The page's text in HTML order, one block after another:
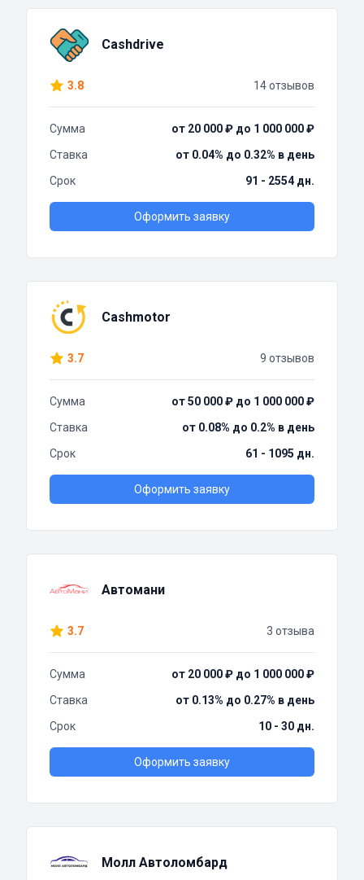
Cashdrive
3.8 14 отзывов
Сумма
от 20 000 ₽ до 1 000 000 ₽
Ставка
от 0.04% до 0.32% в день
Срок
91 - 2554 дн.
Оформить заявку
Cashmotor
3.7 9 отзывов
Сумма
от 50 000 ₽ до 1 000 000 ₽
Ставка
от 0.08% до 0.2% в день
Срок
61 - 1095 дн.
Оформить заявку
Автомани
3.7 3 отзыва
Сумма
от 20 000 ₽ до 1 000 000 ₽
Ставка
от 0.13% до 0.27% в день
Срок
10 - 30 дн.
Оформить заявку
Молл Автоломбард